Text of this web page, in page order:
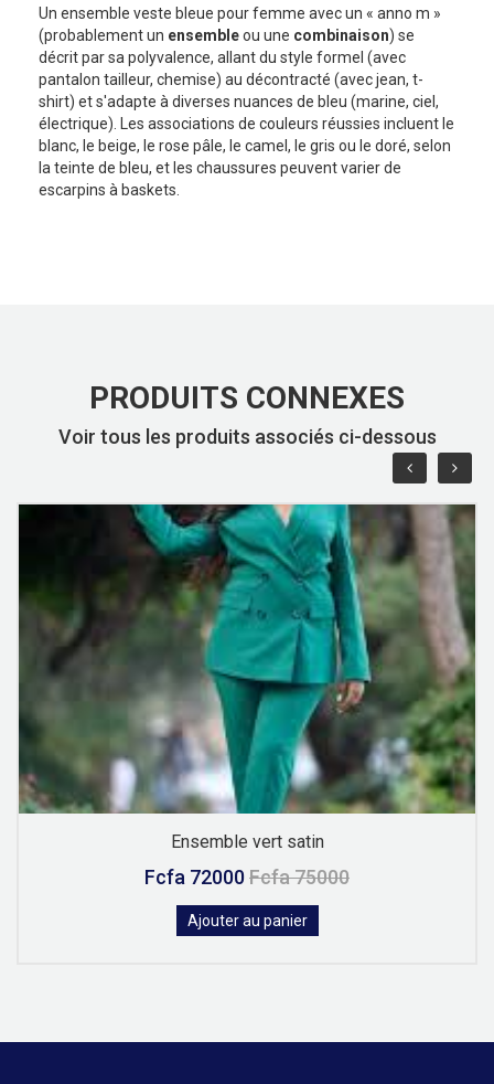
Un ensemble veste bleue pour femme avec un « anno m »
(probablement un ensembleou une combinaison) se
décrit par sa polyvalence, allant du style formel (avec
pantalon tailleur, chemise) au décontracté (avec jean, t-
shirt) et s'adapte à diverses nuances de bleu (marine, ciel,
électrique). Les associations de couleurs réussies incluent le
blanc, le beige, le rose pâle, le camel, le gris ou le doré, selon
la teinte de bleu, et les chaussures peuvent varier de
escarpins à baskets.
PRODUITS CONNEXES
Voir tous les produits associés ci-dessous
Ensemble vert satin
Fcfa 72000Fcfa 75000
Ajouter au panier